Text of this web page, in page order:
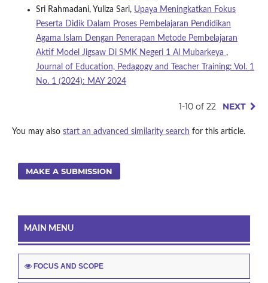
Sri Rahmadani, Yuliza Sari, Upaya Meningkatkan Fokus
Peserta Didik Dalam Proses Pembelajaran Pendidikan
Agama Islam Dengan Penerapan Metode Pembelajaran
Aktif Model Jigsaw Di SMK Negeri 1 Al Mubarkeya ,
Journal of Education, Pedagogy and Teacher Training: Vol. 1
No. 1 (2024): MAY 2024
1-10 of 22 NEXT
You may also start an advanced similarity search for this article.
MAKE A SUBMISSION
MAIN MENU
FOCUS AND SCOPE